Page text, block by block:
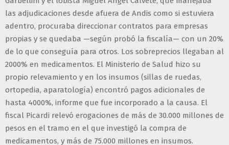
las adjudicaciones desde afuera de Andis como si estuviera
adentro, procuraba direccionar contratos para empresas
propias y se quedaba —según probó la fiscalía— con un 20%
de lo que conseguía para otros. Los sobreprecios llegaban al
2000% en medicamentos. El Ministerio de Salud hizo su
propio relevamiento y en los insumos (sillas de ruedas,
ortopedia, aparatología) encontró pagos adicionales de
hasta 4000%, informe que fue incorporado a la causa. El
fiscal Picardi relevó erogaciones de más de 30.000 millones de
pesos en el tramo en el que investigó la compra de
medicamentos, y más de 75.000 millones en insumos.